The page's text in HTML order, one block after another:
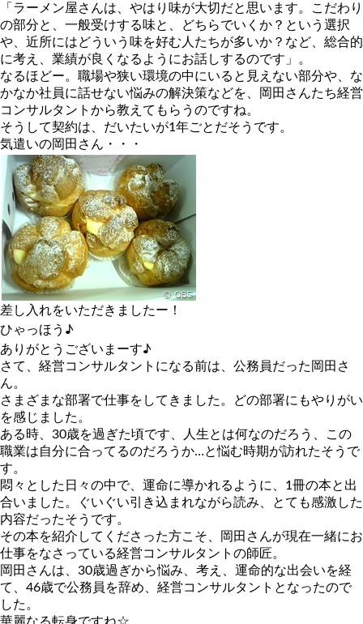
「ラーメン屋さんは、やはり味が大切だと思います。こだわり
の部分と、一般受けする味と、どちらでいくか？という選択
や、近所にはどういう味を好む人たちが多いか？など、総合的
に考え、業績が良くなるようにお話しするのです」。
なるほどー。職場や狭い環境の中にいると見えない部分や、な
かなか社員に話せない悩みの解決策などを、岡田さんたち経営
コンサルタントから教えてもらうのですね。
そうして契約は、だいたいが1年ごとだそうです。
気遣いの岡田さん・・・
差し入れをいただきましたー！
ひゃっほう♪
ありがとうございまーす♪
さて、経営コンサルタントになる前は、公務員だった岡田さ
ん。
さまざまな部署で仕事をしてきました。どの部署にもやりがい
を感じました。
ある時、30歳を過ぎた頃です、人生とは何なのだろう、この
職業は自分に合ってるのだろうか…と悩む時期が訪れたそうで
す。
悶々とした日々の中で、運命に導かれるように、1冊の本と出
合いました。ぐいぐい引き込まれながら読み、とても感激した
内容だったそうです。
その本を紹介してくださった方こそ、岡田さんが現在一緒にお
仕事をなさっている経営コンサルタントの師匠。
岡田さんは、30歳過ぎから悩み、考え、運命的な出会いを経
て、46歳で公務員を辞め、経営コンサルタントとなったので
した。